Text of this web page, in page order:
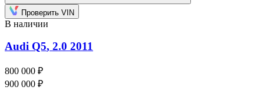
Проверить VIN
В наличии
Audi Q5, 2.0 2011
800 000 ₽
900 000 ₽